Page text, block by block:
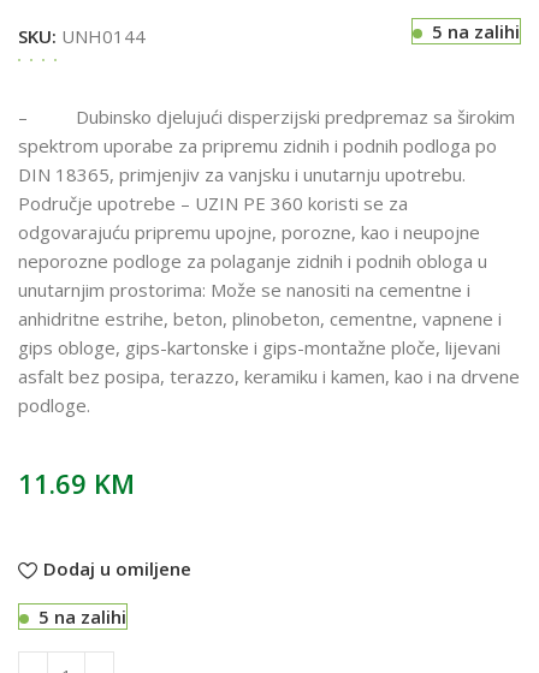
SKU: UNH0144 5 na zalihi
– Dubinsko djelujući disperzijski predpremaz sa širokim
spektrom uporabe za pripremu zidnih i podnih podloga po
DIN 18365, primjenjiv za vanjsku i unutarnju upotrebu.
Područje upotrebe – UZIN PE 360 koristi se za
odgovarajuću pripremu upojne, porozne, kao i neupojne
neporozne podloge za polaganje zidnih i podnih obloga u
unutarnjim prostorima: Može se nanositi na cementne i
anhidritne estrihe, beton, plinobeton, cementne, vapnene i
gips obloge, gips-kartonske i gips-montažne ploče, lijevani
asfalt bez posipa, terazzo, keramiku i kamen, kao i na drvene
podloge.
11.69 KM
Dodaj u omiljene
5 na zalihi